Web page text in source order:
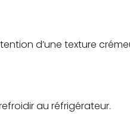
d’une texture
au réfrigérateur.